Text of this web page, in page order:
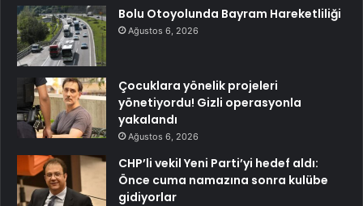
Bolu Otoyolunda Bayram Hareketliliği
Ağustos 6, 2026
Çocuklara yönelik projeleri
yönetiyordu! Gizli operasyonla
yakalandı
Ağustos 6, 2026
CHP’li vekil Yeni Parti’yi hedef aldı:
Önce cuma namazına sonra kulübe
gidiyorlar